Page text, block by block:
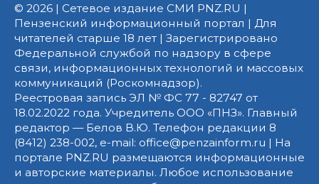
© 2026 | Сетевое издание СМИ PNZ.RU |
Пензенский информационный портал | Для
читателей старше 18 лет | Зарегистрировано
Федеральной службой по надзору в сфере
связи, информационных технологий и массовых
коммуникаций (Роскомнадзор).
Реестровая запись ЭЛ № ФС 77 - 82747 от
18.02.2022 года. Учредитель ООО «ПНЗ». Главный
редактор — Белов В.Ю. Телефон редакции 8
(8412) 238-002, e-mail: office@penzainform.ru | На
портале PNZ.RU размещаются информационные
и авторские материалы. Любое использование